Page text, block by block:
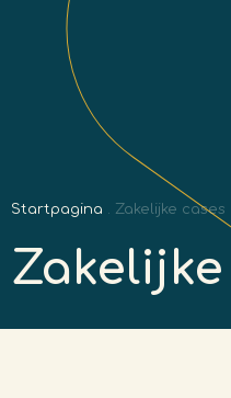
Startpagina . Zakelijke cases